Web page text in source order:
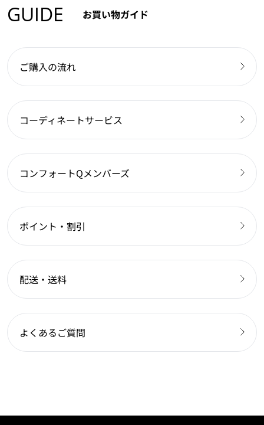
GUIDE お買い物ガイド
ご購入の流れ
コーディネートサービス
コンフォートQメンバーズ
ポイント・割引
配送・送料
よくあるご質問